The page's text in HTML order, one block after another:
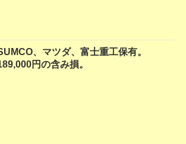
、マツダ、富士重工保有。
円の含み損。